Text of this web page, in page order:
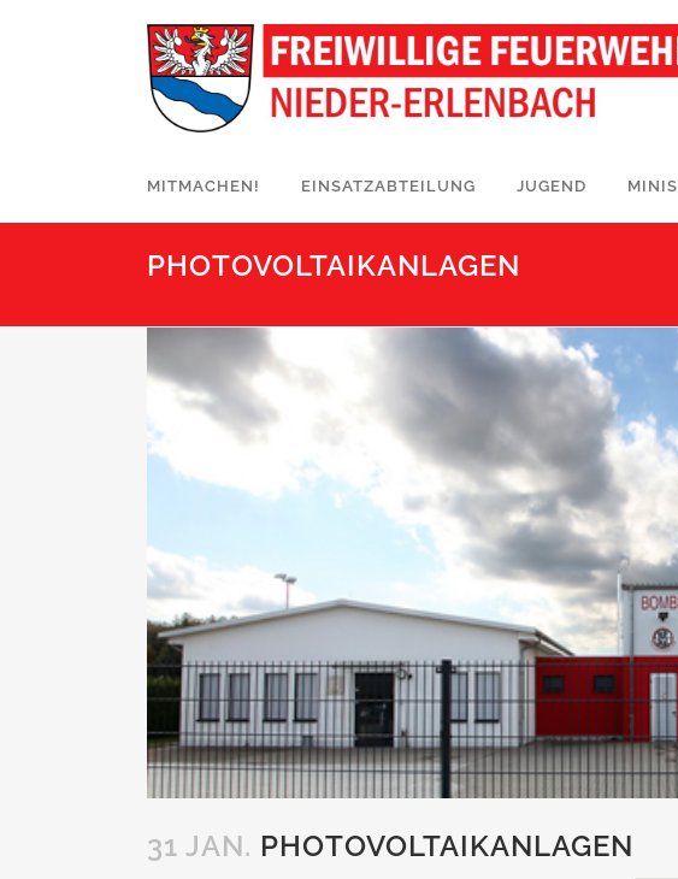
MITMACHEN! EINSATZABTEILUNG JUGEND MINIS
PHOTOVOLTAIKANLAGEN
31 JAN. PHOTOVOLTAIKANLAGEN